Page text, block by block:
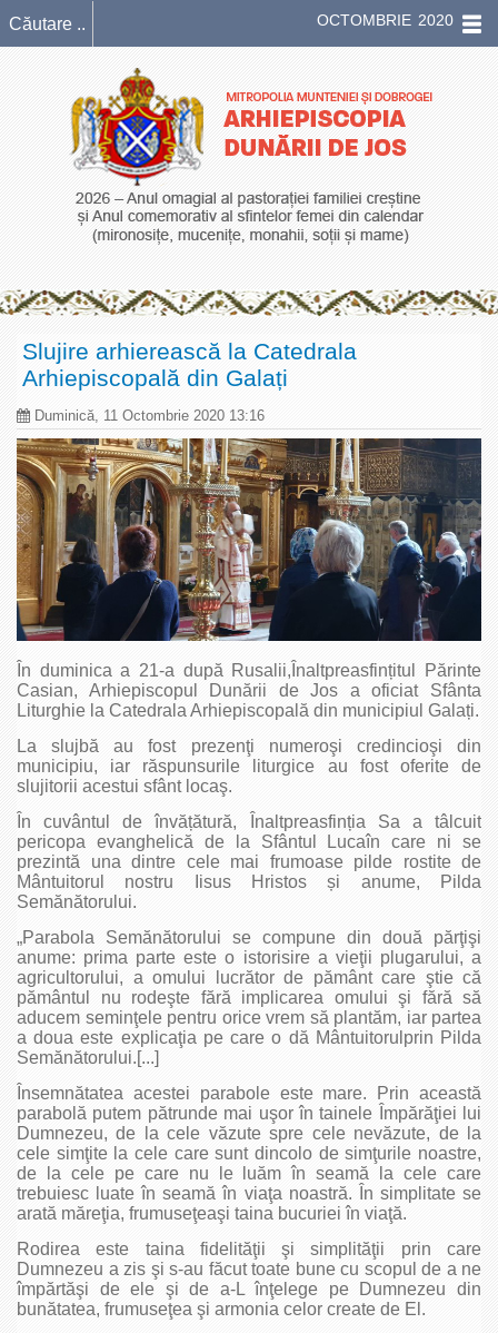
OCTOMBRIE 2020
Slujire arhierească la Catedrala
Arhiepiscopală din Galați
Duminică, 11 Octombrie 2020 13:16
În duminica a 21-a după Rusalii,Înaltpreasfințitul Părinte
Casian, Arhiepiscopul Dunării de Jos a oficiat Sfânta
Liturghie la Catedrala Arhiepiscopală din municipiul Galați.
La slujbă au fost prezenţi numeroşi credincioşi din
municipiu, iar răspunsurile liturgice au fost oferite de
slujitorii acestui sfânt locaş.
În cuvântul de învățătură, Înaltprea­sfinția Sa a tâlcuit
pericopa evanghelică de la Sfântul Lucaîn care ni se
prezintă una dintre cele mai frumoase pilde rostite de
Mântuitorul nostru Iisus Hristos și anume, Pilda
Semănătorului.
„Parabola Semănătorului se compune din două părţişi
anume: prima parte este o istorisire a vieţii plugarului, a
agricultorului, a omului lucrător de pământ care ştie că
pământul nu rodeşte fără implicarea omului şi fără să
aducem seminţele pentru orice vrem să plantăm, iar partea
a doua este explicaţia pe care o dă Mântuitorulprin Pilda
Semănătorului.[...]
Însemnătatea acestei parabole este mare. Prin această
parabolă putem pătrunde mai uşor în tainele Împărăţiei lui
Dumnezeu, de la cele văzute spre cele nevăzute, de la
cele simţite la cele care sunt dincolo de simţurile noastre,
de la cele pe care nu le luăm în seamă la cele care
trebuiesc luate în seamă în viaţa noastră. În simplitate se
arată măreţia, frumuseţeaşi taina bucuriei în viaţă.
Rodirea este taina fidelităţii şi simplităţii prin care
Dumnezeu a zis şi s-au făcut toate bune cu scopul de a ne
împărtăşi de ele şi de a-L înţelege pe Dumnezeu din
bunătatea, frumuseţea şi armonia celor create de El.